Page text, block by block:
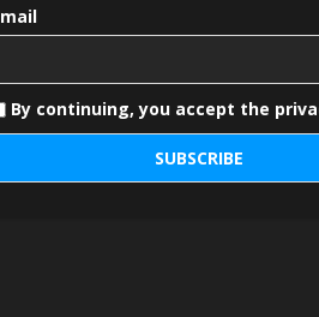
By continuing, you accept the